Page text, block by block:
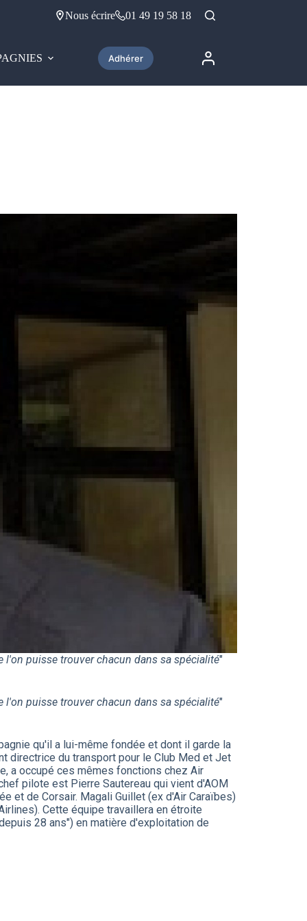
Nous écrire 01 49 19 58 18
Adhérer
l'on puisse trouver chacun dans sa spécialité"
l'on puisse trouver chacun dans sa spécialité"
qu'il a lui-même fondée et dont il garde la
directrice du transport pour le Club Med et Jet
a occupé ces mêmes fonctions chez Air
pilote est Pierre Sautereau qui vient d'AOM
et de Corsair. Magali Guillet (ex d'Air Caraïbes)
Cette équipe travaillera en étroite
28 ans") en matière d'exploitation de